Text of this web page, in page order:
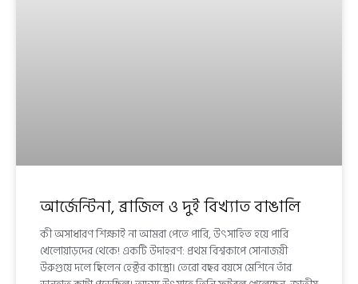
আর্জেন্টিনা, ব্রাজিল ও দুই বিখ্যাত বাঙালি
কী অসাধারণ শিক্ষাই না আমরা পেতে পারি, উৎসাহিত হয়ে পারি
খেলোয়াড়দের থেকে! একটি উদাহরণ: প্রথম বিশ্বকাপে সোনাজয়ী
উরুগুয়ে দলে ছিলেন হেক্টর কাস্ত্রো। তেরো বছর বয়সে মেশিনে তাঁর